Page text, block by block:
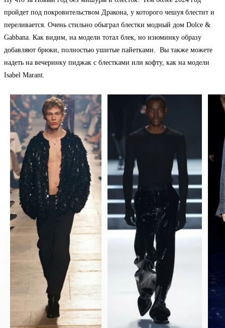
пройдет под покровительством Дракона, у которого чешуя блестит и
переливается. Очень стильно обыграл блестки модный дом Dolce &
Gabbana. Как видим, на модели тотал блек, но изюминку образу
добавляют брюки, полностью ушитые пайетками. Вы также можете
надеть на вечеринку пиджак с блестками или кофту, как на модели
Isabel Marant.